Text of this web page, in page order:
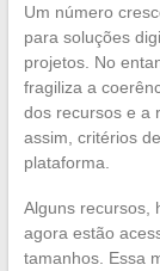
Um número
para soluções
projetos. No
fragiliza a
dos recursos e a
assim, critérios
plataforma.
Alguns recursos,
agora estão
tamanhos. Essa